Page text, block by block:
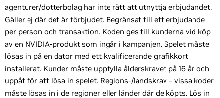
agenturer/dotterbolag har inte rätt att utnyttja erbjudandet.
Gäller ej där det är förbjudet. Begränsat till ett erbjudande
per person och transaktion. Koden ges till kunderna vid köp
av en NVIDIA-produkt som ingår i kampanjen. Spelet måste
lösas in på en dator med ett kvalificerande grafikkort
installerat. Kunder måste uppfylla ålderskravet på 16 år och
uppåt för att lösa in spelet. Regions-/landskrav – vissa koder
måste lösas in i de regioner eller länder där de köpts. Lös in